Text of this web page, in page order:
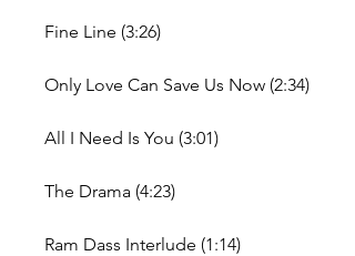
Fine Line (3:26)
Only Love Can Save Us Now (2:34)
All I Need Is You (3:01)
The Drama (4:23)
Ram Dass Interlude (1:14)